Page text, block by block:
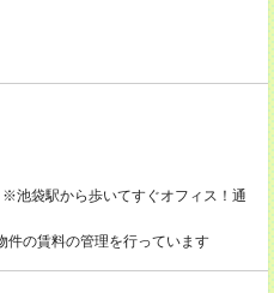
袋駅から歩いてすぐオフィス！通
件の賃料の管理を行っています